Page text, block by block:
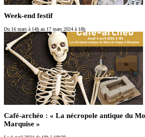
Week-end festif
Du 16 mars à 14h au 17 mars 2024 à 18h
Café-archéo : « La nécropole antique du
Marquise »